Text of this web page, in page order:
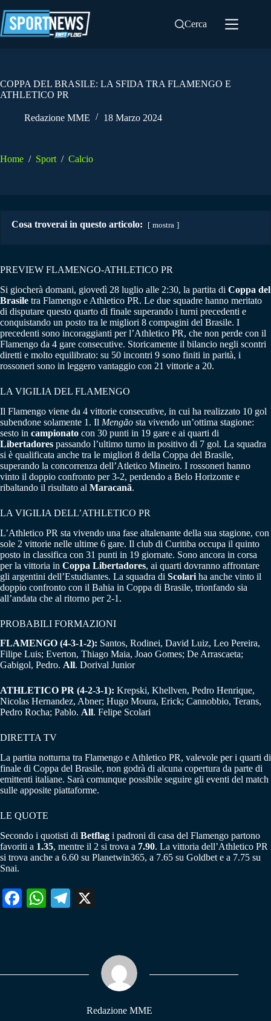
al
contenuto
Cerca
COPPA DEL BRASILE: LA SFIDA TRA FLAMENGO E
ATHLETICO PR
Redazione MME 18 Marzo 2024
Home / Sport / Calcio
Cosa troverai in questo articolo: mostra
PREVIEW FLAMENGO-ATHLETICO PR
Si giocherà domani, giovedì 28 luglio alle 2:30, la partita di Coppa del
Brasile tra Flamengo e Athletico PR. Le due squadre hanno meritato
di disputare questo quarto di finale superando i turni precedenti e
conquistando un posto tra le migliori 8 compagini del Brasile. I
precedenti sono incoraggianti per l’Athletico PR, che non perde con il
Flamengo da 4 gare consecutive. Storicamente il bilancio negli scontri
diretti e molto equilibrato: su 50 incontri 9 sono finiti in parità, i
rossoneri sono in leggero vantaggio con 21 vittorie a 20.
LA VIGILIA DEL FLAMENGO
Il Flamengo viene da 4 vittorie consecutive, in cui ha realizzato 10 gol
subendone solamente 1. Il Mengão sta vivendo un’ottima stagione:
sesto in campionato con 30 punti in 19 gare e ai quarti di
Libertadores passando l’ultimo turno in positivo di 7 gol. La squadra
si è qualificata anche tra le migliori 8 della Coppa del Brasile,
superando la concorrenza dell’Atletico Mineiro. I rossoneri hanno
vinto il doppio confronto per 3-2, perdendo a Belo Horizonte e
ribaltando il risultato al Maracanã.
LA VIGILIA DELL’ATHLETICO PR
L’Athletico PR sta vivendo una fase altalenante della sua stagione, con
sole 2 vittorie nelle ultime 6 gare. Il club di Curitiba occupa il quinto
posto in classifica con 31 punti in 19 giornate. Sono ancora in corsa
per la vittoria in Coppa Libertadores, ai quarti dovranno affrontare
gli argentini dell’Estudiantes. La squadra di Scolari ha anche vinto il
doppio confronto con il Bahia in Coppa di Brasile, trionfando sia
all’andata che al ritorno per 2-1.
PROBABILI FORMAZIONI
FLAMENGO (4-3-1-2): Santos, Rodinei, David Luiz, Leo Pereira,
Filipe Luis; Everton, Thiago Maia, Joao Gomes; De Arrascaeta;
Gabigol, Pedro. All. Dorival Junior
ATHLETICO PR (4-2-3-1): Krepski, Khellven, Pedro Henrique,
Nicolas Hernandez, Abner; Hugo Moura, Erick; Cannobbio, Terans,
Pedro Rocha; Pablo. All. Felipe Scolari
DIRETTA TV
La partita notturna tra Flamengo e Athletico PR, valevole per i quarti di
finale di Coppa del Brasile, non godrà di alcuna copertura da parte di
emittenti italiane. Sarà comunque possibile seguire gli eventi del match
sulle apposite piattaforme.
LE QUOTE
Secondo i quotisti di Betflag i padroni di casa del Flamengo partono
favoriti a 1.35, mentre il 2 si trova a 7.90. La vittoria dell’Athletico PR
si trova anche a 6.60 su Planetwin365, a 7.65 su Goldbet e a 7.75 su
Snai.
Fa W
pp
Te
m
Redazione MME